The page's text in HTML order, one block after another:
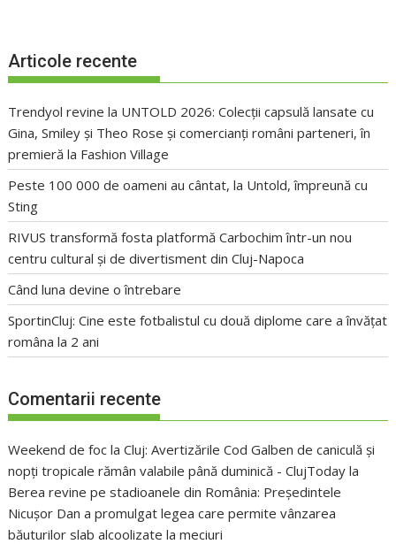
Articole recente
Trendyol revine la UNTOLD 2026: Colecții capsulă lansate cu
Gina, Smiley și Theo Rose și comercianți români parteneri, în
premieră la Fashion Village
Peste 100 000 de oameni au cântat, la Untold, împreună cu
Sting
RIVUS transformă fosta platformă Carbochim într-un nou
centru cultural și de divertisment din Cluj-Napoca
Când luna devine o întrebare
SportinCluj: Cine este fotbalistul cu două diplome care a învățat
româna la 2 ani
Comentarii recente
Weekend de foc la Cluj: Avertizările Cod Galben de caniculă și
nopți tropicale rămân valabile până duminică - ClujToday la
Berea revine pe stadioanele din România: Președintele
Nicușor Dan a promulgat legea care permite vânzarea
băuturilor slab alcoolizate la meciuri